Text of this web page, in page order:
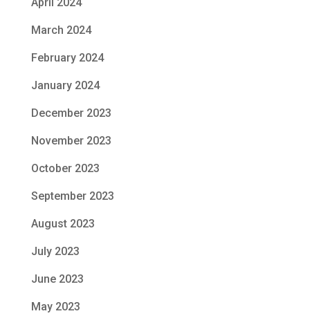
March 2024
February 2024
January 2024
December 2023
November 2023
October 2023
September 2023
August 2023
July 2023
June 2023
May 2023